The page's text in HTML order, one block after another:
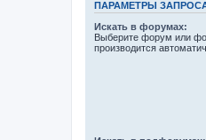
ПАРАМЕТРЫ
Искать в форумах:
Выберите форум или
производится